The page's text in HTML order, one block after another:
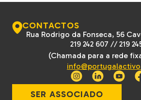
CONTACTOS
Rua Rodrigo da Fonseca, 56
219 242 607 //219
(Chamada para a rede
SER ASSOCIADO